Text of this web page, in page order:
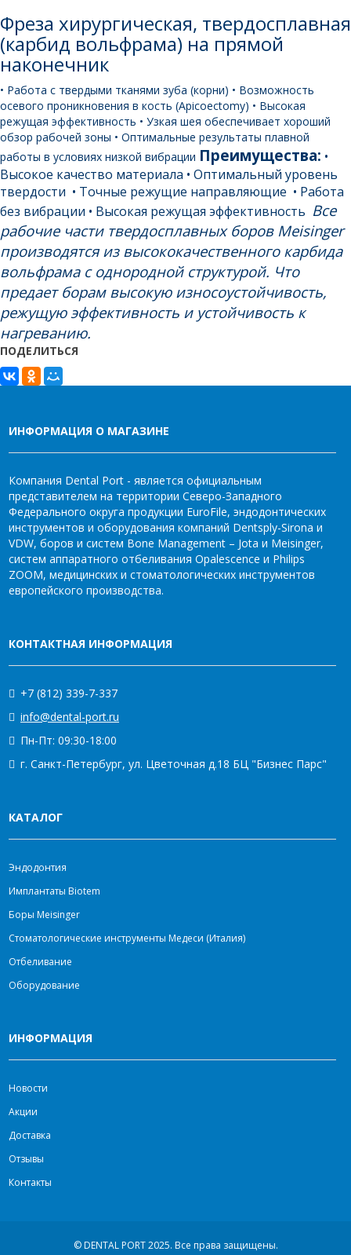
Фреза хирургическая, твердосплавная
(карбид вольфрама) на прямой
наконечник
• Работа с твердыми тканями зуба (корни) • Возможность
осевого проникновения в кость (Apicoectomy) • Высокая
режущая эффективность • Узкая шея обеспечивает хороший
обзор рабочей зоны • Оптимальные результаты плавной
работы в условиях низкой вибрации Преимущества: •
Высокое качество материала • Оптимальный уровень
твердости • Точные режущие направляющие • Работа
без вибрации • Высокая режущая эффективность Все
рабочие части твердосплавных боров Meisinger
производятся из высококачественного карбида
вольфрама с однородной структурой. Что
предает борам высокую износоустойчивость,
режущую эффективность и устойчивость к
нагреванию.
ПОДЕЛИТЬСЯ
ИНФОРМАЦИЯ О МАГАЗИНЕ
Компания Dental Port - является официальным
представителем на территории Северо-Западного
Федерального округа продукции EuroFile, эндодонтических
инструментов и оборудования компаний Dentsply-Sirona и
VDW, боров и систем Bone Management – Jota и Meisinger,
систем аппаратного отбеливания Opalescence и Philips
ZOOM, медицинских и стоматологических инструментов
европейского производства.
КОНТАКТНАЯ ИНФОРМАЦИЯ
+7 (812) 339-7-337
info@dental-port.ru
Пн-Пт: 09:30-18:00
г. Санкт-Петербург, ул. Цветочная д.18 БЦ "Бизнес Парс"
КАТАЛОГ
Эндодонтия
Имплантаты Biotem
Боры Meisinger
Стоматологические инструменты Медеси (Италия)
Отбеливание
Оборудование
ИНФОРМАЦИЯ
Новости
Акции
Доставка
Отзывы
Контакты
© DENTAL PORT 2025. Все права защищены.